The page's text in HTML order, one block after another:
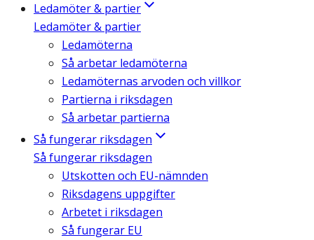
Ledamöter & partier
Ledamöter & partier
Ledamöterna
Så arbetar ledamöterna
Ledamöternas arvoden och villkor
Partierna i riksdagen
Så arbetar partierna
Så fungerar riksdagen
Så fungerar riksdagen
Utskotten och EU-nämnden
Riksdagens uppgifter
Arbetet i riksdagen
Så fungerar EU